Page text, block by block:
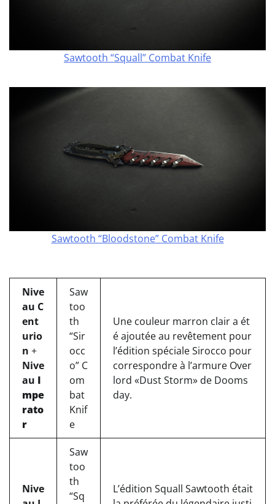
Sawtooth “Squall” Combat Knife
Sawtooth “Bloodstone” Combat Knife
Nive
au C
ent
urio
n +
Nive
au I
mpe
rato
r
Saw
too
th
“Sir
occ
o” C
om
bat
Knif
e
Une couleur marron clair a ét
é ajoutée au revêtement pour
l’édition spéciale Sirocco pour
correspondre à l’armure Over
lord «Dust Storm» de Dooms
day.
Nive
Saw
too
th
“Sq
L’édition Squall Sawtooth était